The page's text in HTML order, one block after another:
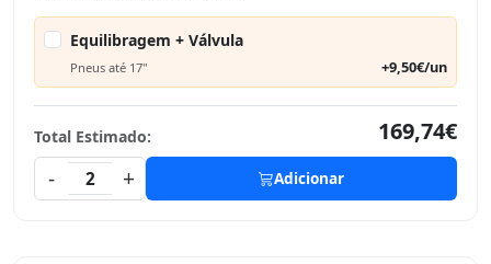
Equilibragem + Válvula
Pneus até 17" +9,50€/un
Total Estimado:
169,74€
-
2 + Adicionar